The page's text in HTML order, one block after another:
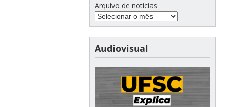
Arquivo de notícias
Audiovisual